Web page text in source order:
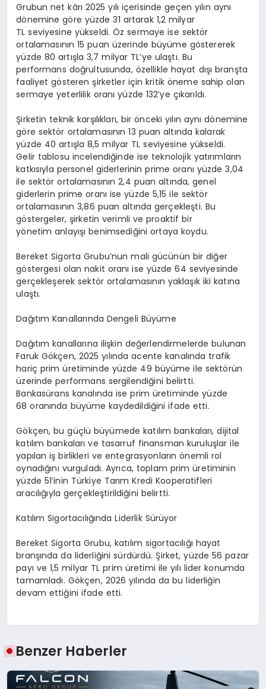
Grubun net kârı 2025 yılı içerisinde geçen yılın aynı
dönemine göre yüzde 31 artarak 1,2 milyar
TL seviyesine yükseldi. Öz sermaye ise sektör
ortalamasının 15 puan üzerinde büyüme göstererek
yüzde 80 artışla 3,7 milyar TL’ye ulaştı. Bu
performans doğrultusunda, özellikle hayat dışı branşta
faaliyet gösteren şirketler için kritik öneme sahip olan
sermaye yeterlilik oranı yüzde 132’ye çıkarıldı.
Şirketin teknik karşılıkları, bir önceki yılın aynı dönemine
göre sektör ortalamasının 13 puan altında kalarak
yüzde 40 artışla 8,5 milyar TL seviyesine yükseldi.
Gelir tablosu incelendiğinde ise teknolojik yatırımların
katkısıyla personel giderlerinin prime oranı yüzde 3,04
ile sektör ortalamasının 2,4 puan altında, genel
giderlerin prime oranı ise yüzde 5,15 ile sektör
ortalamasının 3,86 puan altında gerçekleşti. Bu
göstergeler, şirketin verimli ve proaktif bir
yönetim anlayışı benimsediğini ortaya koydu.
Bereket Sigorta Grubu’nun mali gücünün bir diğer
göstergesi olan nakit oranı ise yüzde 64 seviyesinde
gerçekleşerek sektör ortalamasının yaklaşık iki katına
ulaştı.
Dağıtım Kanallarında Dengeli Büyüme
Dağıtım kanallarına ilişkin değerlendirmelerde bulunan
Faruk Gökçen, 2025 yılında acente kanalında trafik
hariç prim üretiminde yüzde 49 büyüme ile sektörün
üzerinde performans sergilendiğini belirtti.
Bankasürans kanalında ise prim üretiminde yüzde
68 oranında büyüme kaydedildiğini ifade etti.
Gökçen, bu güçlü büyümede katılım bankaları, dijital
katılım bankaları ve tasarruf finansman kuruluşlar ile
yapılan iş birlikleri ve entegrasyonların önemli rol
oynadığını vurguladı. Ayrıca, toplam prim üretiminin
yüzde 51’inin Türkiye Tarım Kredi Kooperatifleri
aracılığıyla gerçekleştirildiğini belirtti.
Katılım Sigortacılığında Liderlik Sürüyor
Bereket Sigorta Grubu, katılım sigortacılığı hayat
branşında da liderliğini sürdürdü. Şirket, yüzde 56 pazar
payı ve 1,5 milyar TL prim üretimi ile yılı lider konumda
tamamladı. Gökçen, 2026 yılında da bu liderliğin
devam ettiğini ifade etti.
Benzer Haberler